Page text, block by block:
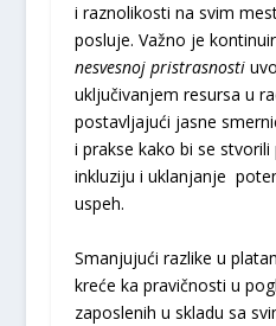
i raznolikosti na svim
posluje. Važno je
nesvesnoj pristrasnosti
uključivanjem resursa u
postavljajući jasne
i prakse kako bi se stvorili
inkluziju i uklanjanje
uspeh.
Smanjujući razlike u
kreće ka pravičnosti u
zaposlenih u skladu sa